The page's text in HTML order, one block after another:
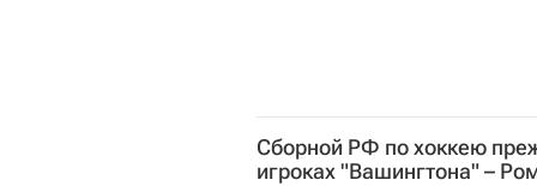
Сборной РФ по хоккею
игроках "Вашингтона" –